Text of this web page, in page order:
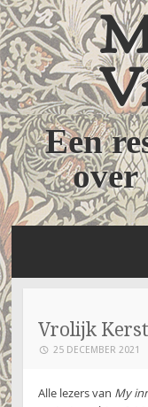
Een
over
SPRINGEN
Vrolijk
25 DECEMBER 2021
Alle lezers van My